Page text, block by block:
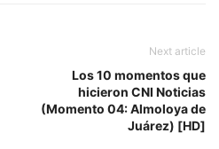
Next article
Los 10 momentos que
hicieron CNI Noticias
(Momento 04: Almoloya de
Juárez) [HD]